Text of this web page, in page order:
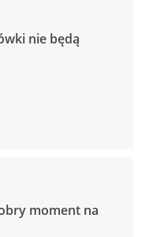
nie będą
moment na